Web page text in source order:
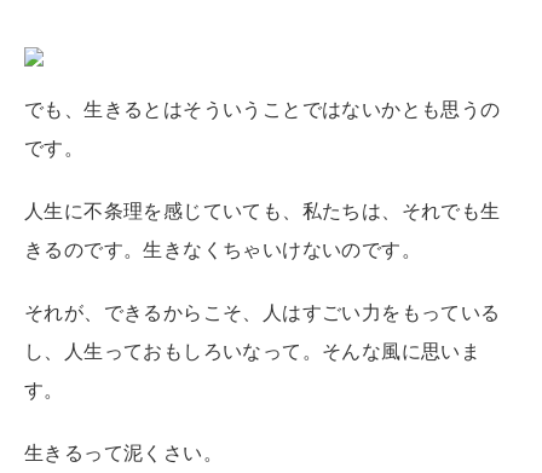
でも、生きるとはそういうことではないかとも思うの
です。
人生に不条理を感じていても、私たちは、それでも生
きるのです。生きなくちゃいけないのです。
それが、できるからこそ、人はすごい力をもっている
し、人生っておもしろいなって。そんな風に思いま
す。
生きるって泥くさい。